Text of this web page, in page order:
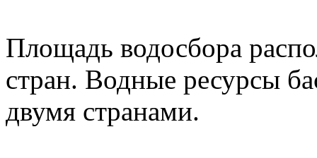
Площадь водосбора
стран. Водные ресурсы
двумя странами.